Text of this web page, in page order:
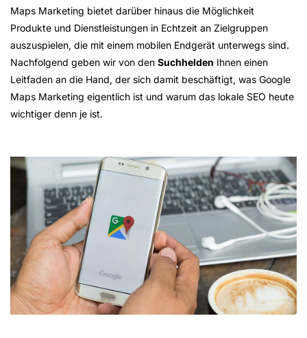
Maps Marketing bietet darüber hinaus die Möglichkeit
Produkte und Dienstleistungen in Echtzeit an Zielgruppen
auszuspielen, die mit einem mobilen Endgerät unterwegs sind.
Nachfolgend geben wir von den Suchhelden Ihnen einen
Leitfaden an die Hand, der sich damit beschäftigt, was Google
Maps Marketing eigentlich ist und warum das lokale SEO heute
wichtiger denn je ist.